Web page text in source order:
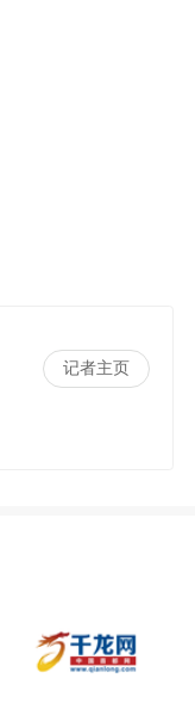
记者主页